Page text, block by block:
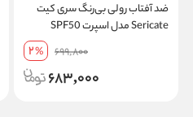
ضد آفتاب رولی بی‌رنگ سری کیت
Sericate مدل اسپرت SPF50
مقاوم در برابر تعریق حجم 50 میل
699,800
2%
683,000